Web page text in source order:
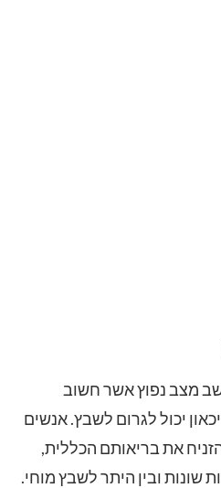
מצב נפוץ אשר חשוב
יכול לגרום לשבץ. אנשים
את בריאותם הכללית,
שונות ובין היתר לשבץ מוחי.